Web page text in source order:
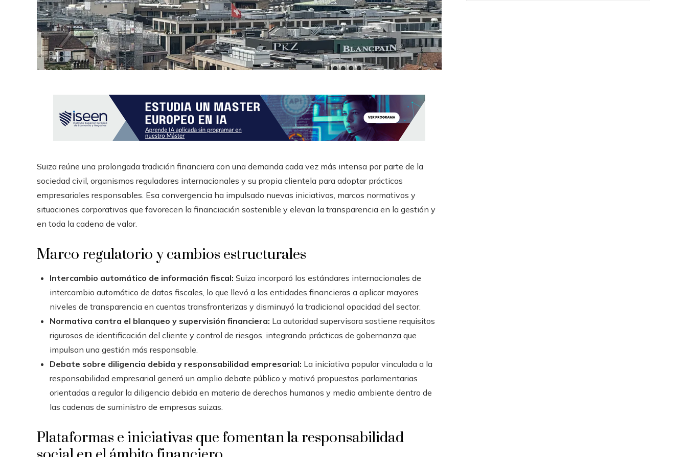
Suiza reúne una prolongada tradición financiera con una demanda cada vez más intensa por parte de la
sociedad civil, organismos reguladores internacionales y su propia clientela para adoptar prácticas
empresariales responsables. Esa convergencia ha impulsado nuevas iniciativas, marcos normativos y
situaciones corporativas que favorecen la financiación sostenible y elevan la transparencia en la gestión y
en toda la cadena de valor.
Marco regulatorio y cambios estructurales
Intercambio automático de información fiscal: Suiza incorporó los estándares internacionales de
intercambio automático de datos fiscales, lo que llevó a las entidades financieras a aplicar mayores
niveles de transparencia en cuentas transfronterizas y disminuyó la tradicional opacidad del sector.
Normativa contra el blanqueo y supervisión financiera: La autoridad supervisora sostiene requisitos
rigurosos de identificación del cliente y control de riesgos, integrando prácticas de gobernanza que
impulsan una gestión más responsable.
Debate sobre diligencia debida y responsabilidad empresarial: La iniciativa popular vinculada a la
responsabilidad empresarial generó un amplio debate público y motivó propuestas parlamentarias
orientadas a regular la diligencia debida en materia de derechos humanos y medio ambiente dentro de
las cadenas de suministro de empresas suizas.
Plataformas e iniciativas que fomentan la responsabilidad